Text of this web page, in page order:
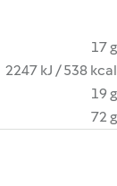
17 g
2247 kJ / 538 kcal
19 g
72 g